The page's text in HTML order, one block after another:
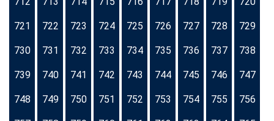
721 722 723 724 725 726 727 728 729
730 731 732 733 734 735 736 737 738
739 740 741 742 743 744 745 746 747
748 749 750 751 752 753 754 755 756